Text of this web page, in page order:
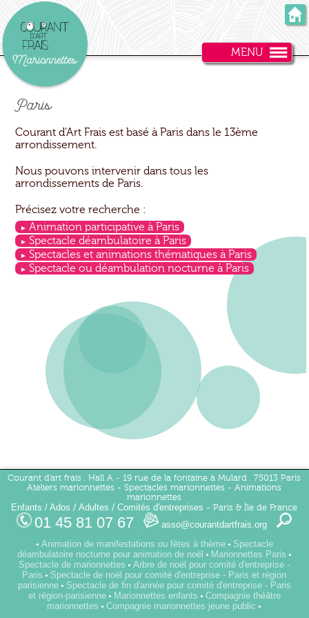
MENU
Paris
Courant d'Art Frais est basé à Paris dans le 13ème
arrondissement.
Nous pouvons intervenir dans tous les
arrondissements de Paris.
Précisez votre recherche :
Animation participative à Paris
Spectacle déambulatoire à Paris
Spectacles et animations thématiques à Paris
Spectacle ou déambulation nocturne à Paris
Courant d'art frais . Hall A - 19 rue de la fontaine à Mulard . 75013 Paris
Ateliers marionnettes - Spectacles marionnettes - Animations
marionnettes
Enfants / Ados /Adultes /Comités d'entreprises - Paris & Île de France
01 45 81 07 67 asso@courantdartfrais.org
• Animation de manifestations ou fêtes à thème• Spectacle
déambulatoire nocturne pour animation de noël • Marionnettes Paris •
Spectacle de marionnettes •Arbre de noël pour comité d'entreprise -
Paris • Spectacle de noël pour comité d'entreprise - Paris et région
parisienne• Spectacle de fin d'année pour comité d'entreprise - Paris
et région-parisienne• Marionnettes enfants • Compagnie théâtre
marionnettes •Compagnie marionnettes jeune public •